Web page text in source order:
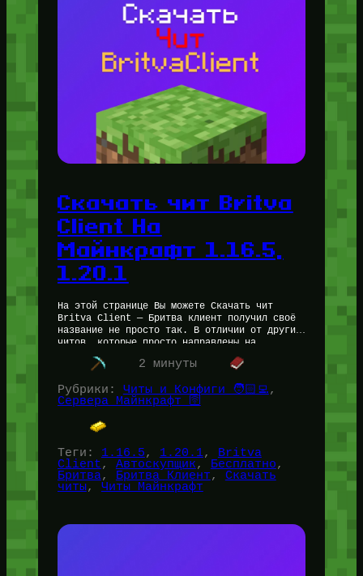
Скачать чит Britva
Client На
Майнкрафт 1.16.5,
1.20.1
На этой странице Вы можете Скачать чит
Britva Client — Бритва клиент получил своё
название не просто так. В отличии от других
читов, которые просто направлены на
нечестное преимущество над…
2 минуты
Рубрики: Читы и Конфиги 🧑🏻‍💻
Сервера Майнкрафт 🛜
Теги: 1.16.5, 1.20.1,
Britva
Client, Автоскупщик, Бесплатно
Бритва, Бритва Клиент, Скачать
читы, Читы Майнкрафт